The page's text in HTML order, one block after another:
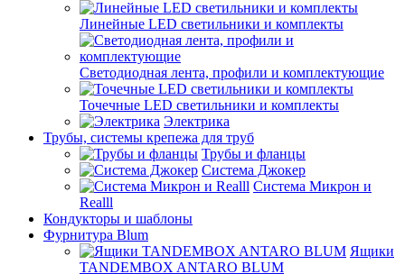
Линейные LED светильники и комплекты
Светодиодная лента, профили и комплектующие
Точечные LED светильники и комплекты
Электрика
Трубы, системы крепежа для труб
Трубы и фланцы
Система Джокер
Система Микрон и
Realll
Кондукторы и шаблоны
Фурнитура Blum
Ящики
TANDEMBOX ANTARO BLUM